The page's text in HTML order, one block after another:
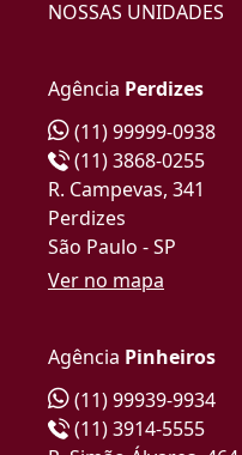
NOSSAS UNIDADES
Agência Perdizes
(11) 99999-0938
(11) 3868-0255
R. Campevas, 341
Perdizes
São Paulo - SP
Ver no mapa
Agência Pinheiros
(11) 99939-9934
(11) 3914-5555